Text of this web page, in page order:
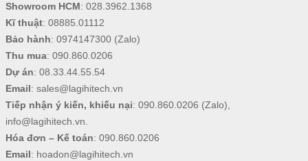
Showroom HCM: 028.3962.1368
Kĩ thuật: 08885.01112
Bảo hành: 0974147300(Zalo)
Thu mua: 090.860.0206
Dự án: 08.33.44.55.54
Email: sales@lagihitech.vn
Tiếp nhận ý kiến, khiếu nại: 090.860.0206 (Zalo),
info@lagihitech.vn.
Hóa đơn – Kế toán: 090.860.0206
Email: hoadon@lagihitech.vn